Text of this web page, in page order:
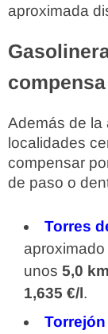
aproximada
Además de la
localidades
compensar
de paso o
Torres
aproximado
unos 5,0
1,635 €/l.